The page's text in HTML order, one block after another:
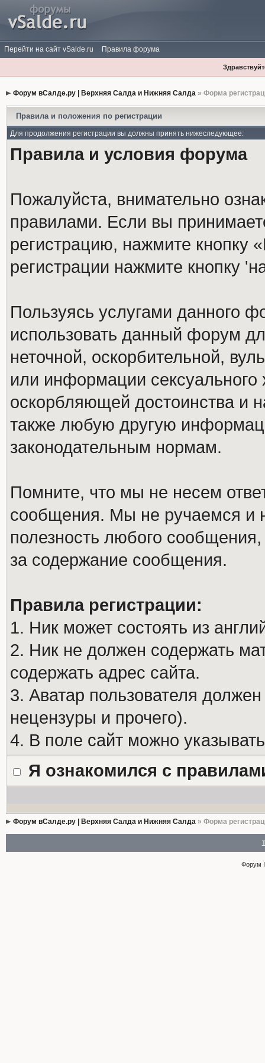
Перейти на сайт vSalde.ru Правила форума
Форум вСалде.ру | Верхняя Салда и Нижняя Салда» Форма
Правила и положения по регистрации
Для продолжения регистрации вы должны принять нижеследующее:
Правила и условия форума
Пожалуйста, внимательно
правилами. Если вы
регистрацию, нажмите кнопку
регистрации нажмите кнопку
Пользуясь услугами данного
использовать данный форум
неточной, оскорбительной,
или информации
оскорбляющей достоинства и
также любую другую
законодательным нормам.
Помните, что мы не несем
сообщения. Мы не ручаемся и
полезность любого
за содержание сообщения.
Правила регистрации:
1. Ник может состоять из
2. Ник не должен содержать
содержать адрес сайта.
3. Аватар пользователя
нецензуры и прочего).
4. В поле сайт можно
Я ознакомился с
Форум вСалде.ру | Верхняя Салда и Нижняя Салда» Форма
Форум